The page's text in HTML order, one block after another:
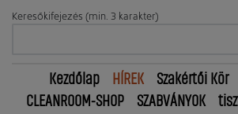
Keresőkifejezés (min. 3 karakter)
Kezdőlap HÍREK Szakértői Kör
CLEANROOM-SHOP
SZABVÁNYOK